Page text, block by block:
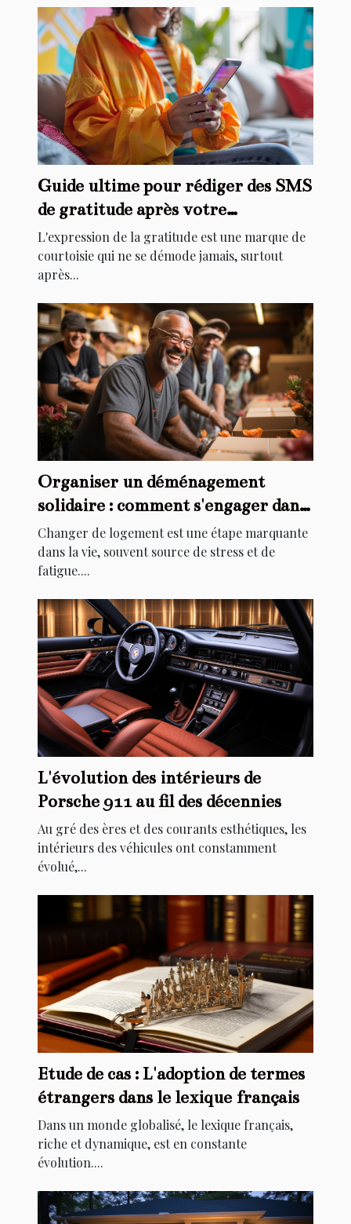
Guide ultime pour rédiger des SMS
de gratitude après votre
anniversaire
L'expression de la gratitude est une marque de
courtoisie qui ne se démode jamais, surtout
après...
Organiser un déménagement
solidaire : comment s'engager dans
l'aide au relogement
Changer de logement est une étape marquante
dans la vie, souvent source de stress et de
fatigue....
L'évolution des intérieurs de
Porsche 911 au fil des décennies
Au gré des ères et des courants esthétiques, les
intérieurs des véhicules ont constamment
évolué,...
Etude de cas : L'adoption de termes
étrangers dans le lexique français
Dans un monde globalisé, le lexique français,
riche et dynamique, est en constante
évolution....